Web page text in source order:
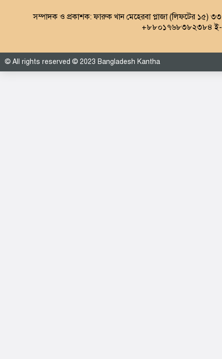
সম্পাদক ও প্রকাশক: ফারুক খান মেহেরবা প্লাজা (লিফটের ১৫)
+৮৮০১৭৬৮৩৮২৩৮৪ ই-
© All rights reserved © 2023 Bangladesh Kantha